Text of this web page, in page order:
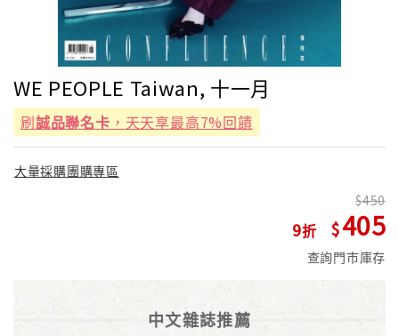
WE PEOPLE Taiwan, 十一月
刷誠品聯名卡 ，天天享最高7%回饋
大量採購團購專區
9
450
405
查詢門市庫存
中文雜誌推薦